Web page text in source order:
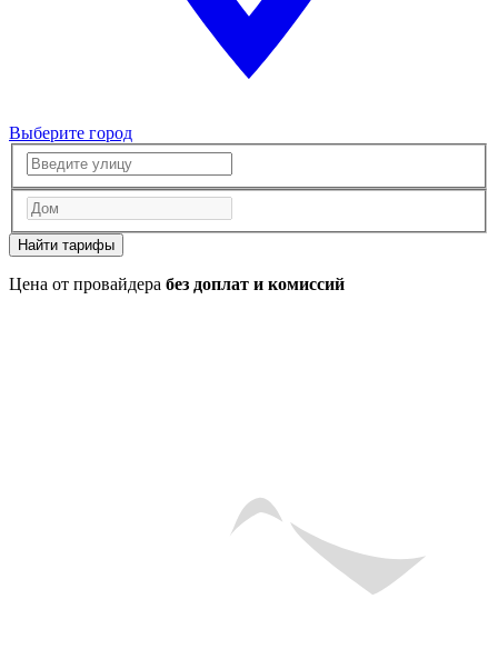
Выберите город
Найти тарифы
Цена от провайдера без доплат и комиссий